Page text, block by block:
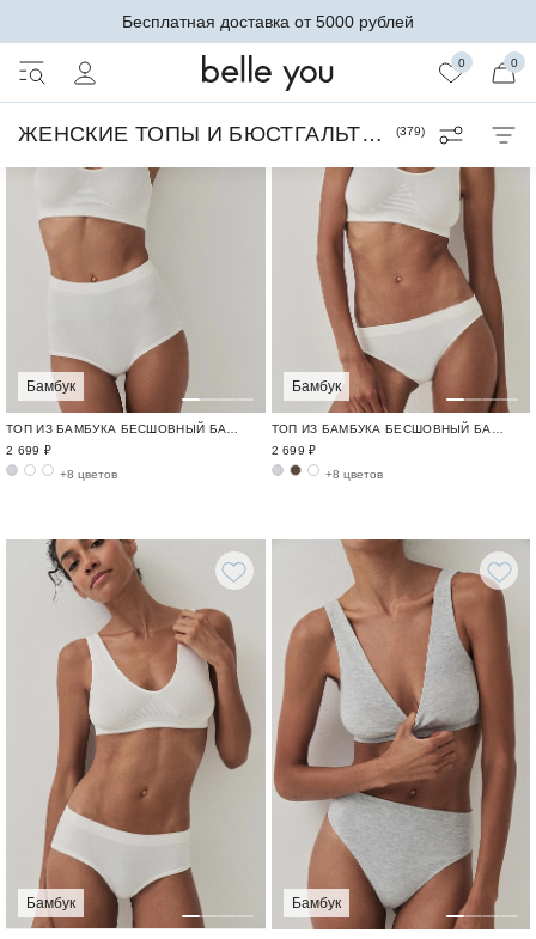
Бесплатная доставка от 5000 рублей
0 0
ЖЕНСКИЕ ТОПЫ И БЮСТГАЛЬТЕРЫ (379)
Бамбук
ТОП ИЗ БАМБУКА БЕСШОВНЫЙ БАМБУК / BAMBOO SEAMLESS
2 699 ₽
+8 цветов
Бамбук
ТОП ИЗ БАМБУКА БЕСШОВНЫЙ БАМБУК / BAMBOO SEAMLESS
2 699 ₽
+8 цветов
Бамбук Бамбук